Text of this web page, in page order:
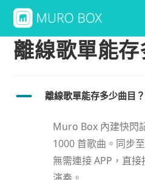
離線歌單能存
A 離線歌單能存多少曲目？
Muro Box 內建快閃
1000 首歌曲。同步
無需連接 APP，直